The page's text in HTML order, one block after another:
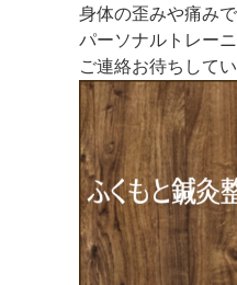
身体の歪みや痛み
パーソナルトレー
ご連絡お待ちしてい